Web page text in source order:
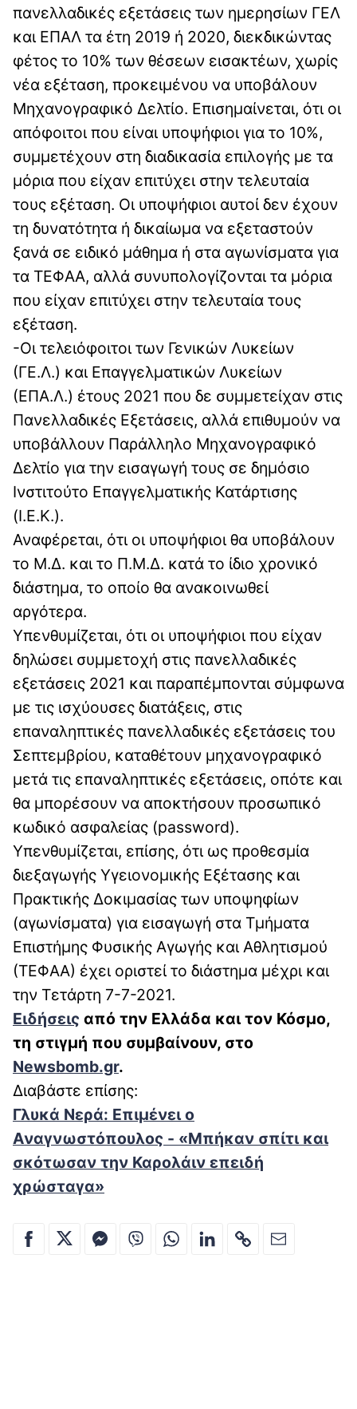
πανελλαδικές εξετάσεις των ημερησίων ΓΕΛ
και ΕΠΑΛ τα έτη 2019 ή 2020, διεκδικώντας
φέτος το 10% των θέσεων εισακτέων, χωρίς
νέα εξέταση, προκειμένου να υποβάλουν
Μηχανογραφικό Δελτίο. Επισημαίνεται, ότι οι
απόφοιτοι που είναι υποψήφιοι για το 10%,
συμμετέχουν στη διαδικασία επιλογής με τα
μόρια που είχαν επιτύχει στην τελευταία
τους εξέταση. Οι υποψήφιοι αυτοί δεν έχουν
τη δυνατότητα ή δικαίωμα να εξεταστούν
ξανά σε ειδικό μάθημα ή στα αγωνίσματα για
τα ΤΕΦΑΑ, αλλά συνυπολογίζονται τα μόρια
που είχαν επιτύχει στην τελευταία τους
εξέταση.
-Οι τελειόφοιτοι των Γενικών Λυκείων
(ΓΕ.Λ.) και Επαγγελματικών Λυκείων
(ΕΠΑ.Λ.) έτους 2021 που δε συμμετείχαν στις
Πανελλαδικές Εξετάσεις, αλλά επιθυμούν να
υποβάλλουν Παράλληλο Μηχανογραφικό
Δελτίο για την εισαγωγή τους σε δημόσιο
Ινστιτούτο Επαγγελματικής Κατάρτισης
(Ι.Ε.Κ.).
Αναφέρεται, ότι οι υποψήφιοι θα υποβάλουν
το Μ.Δ. και το Π.Μ.Δ. κατά το ίδιο χρονικό
διάστημα, το οποίο θα ανακοινωθεί
αργότερα.
Υπενθυμίζεται, ότι οι υποψήφιοι που είχαν
δηλώσει συμμετοχή στις πανελλαδικές
εξετάσεις 2021 και παραπέμπονται σύμφωνα
με τις ισχύουσες διατάξεις, στις
επαναληπτικές πανελλαδικές εξετάσεις του
Σεπτεμβρίου, καταθέτουν μηχανογραφικό
μετά τις επαναληπτικές εξετάσεις, οπότε και
θα μπορέσουν να αποκτήσουν προσωπικό
κωδικό ασφαλείας (password).
Υπενθυμίζεται, επίσης, ότι ως προθεσμία
διεξαγωγής Υγειονομικής Εξέτασης και
Πρακτικής Δοκιμασίας των υποψηφίων
(αγωνίσματα) για εισαγωγή στα Τμήματα
Επιστήμης Φυσικής Αγωγής και Αθλητισμού
(ΤΕΦΑΑ) έχει οριστεί το διάστημα μέχρι και
την Τετάρτη 7-7-2021.
Ειδήσεις από την Ελλάδα και τον Κόσμο,
τη στιγμή που συμβαίνουν, στο
Newsbomb.gr.
Διαβάστε επίσης:
Γλυκά Νερά: Επιμένει ο
Αναγνωστόπουλος - «Μπήκαν σπίτι και
σκότωσαν την Καρολάιν επειδή
χρώσταγα»